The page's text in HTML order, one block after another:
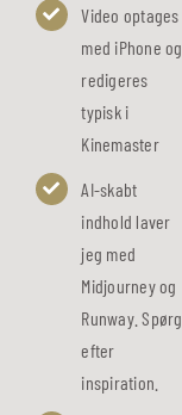
Video optages
med iPhone og
redigeres
typisk i
Kinemaster
AI-skabt
indhold laver
jeg med
Midjourney og
Runway. Spørg
efter
inspiration.